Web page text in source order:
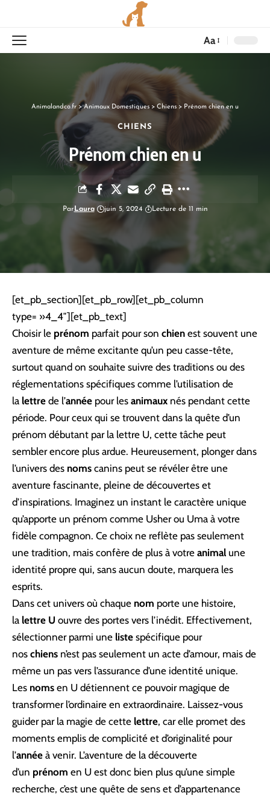
Aa
Animalandco.fr>Animaux Domestiques > Chiens > Prénom chien en u
CHIENS
Prénom chien en u
Par Laura juin 5, 2024 Lecture de 11 min
[et_pb_section][et_pb_row][et_pb_column
type= »4_4″][et_pb_text]
Choisir le prénom parfait pour son chien est souvent une
aventure de même excitante qu’un peu casse-tête,
surtout quand on souhaite suivre des traditions ou des
réglementations spécifiques comme l’utilisation de
la lettre de l’année pour les animaux nés pendant cette
période. Pour ceux qui se trouvent dans la quête d’un
prénom débutant par la lettre U, cette tâche peut
sembler encore plus ardue. Heureusement, plonger dans
l’univers des noms canins peut se révéler être une
aventure fascinante, pleine de découvertes et
d’inspirations. Imaginez un instant le caractère unique
qu’apporte un prénom comme Usher ou Uma à votre
fidèle compagnon. Ce choix ne reflète pas seulement
une tradition, mais confère de plus à votre animal une
identité propre qui, sans aucun doute, marquera les
esprits.
Dans cet univers où chaque nom porte une histoire,
la lettre U ouvre des portes vers l’inédit. Effectivement,
sélectionner parmi une liste spécifique pour
nos chiens n’est pas seulement un acte d’amour, mais de
même un pas vers l’assurance d’une identité unique.
Les noms en U détiennent ce pouvoir magique de
transformer l’ordinaire en extraordinaire. Laissez-vous
guider par la magie de cette lettre, car elle promet des
moments emplis de complicité et d’originalité pour
l’année à venir. L’aventure de la découverte
d’un prénom en U est donc bien plus qu’une simple
recherche, c’est une quête de sens et d’appartenance